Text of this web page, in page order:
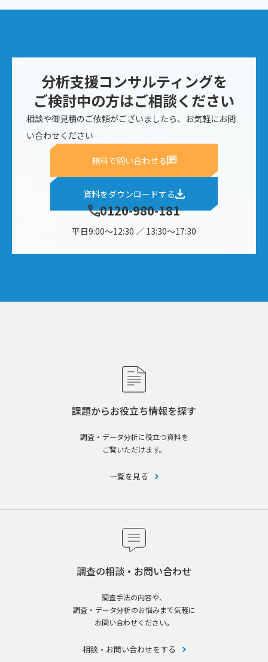
分析支援コンサルティングを
ご検討中の方はご相談ください
相談や御見積のご依頼がございましたら、お気軽にお問
い合わせください
無料で問い合わせる
資料をダウンロードする
0120-980-181
平日9:00～12:30 ／ 13:30～17:30
課題からお役立ち情報を探す
調査・データ分析に役立つ資料を
ご覧いただけます。
一覧を見る
調査の相談・お問い合わせ
調査手法の内容や、
調査・データ分析のお悩みまで気軽に
お問い合わせください。
相談・お問い合わせをする